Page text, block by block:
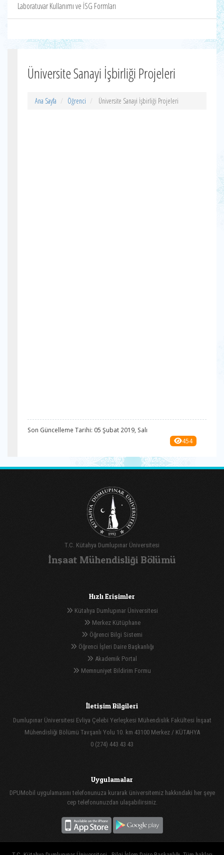
Laboratuvar Kullanımı ve İSG Formları
Üniversite Sanayi İşbirliği Projeleri
Ana Sayfa Öğrenci Üniversite Sanayi İşbirliği Projeleri
Son Güncelleme Tarihi: 05 Şubat 2019, Salı
454
T.C. Kütahya Dumlupınar Üniversitesi
İnşaat Mühendisliği Bölümü
Hızlı Erişimler
Kütahya Dumlupınar Üniversitesi
Merkez Kütüphane
Öğrenci Bilgi Sistemi
Öğrenci İşleri Daire Başkanlığı
Akademik Portal
Memnuniyet Bildirim Formu
İletişim Bilgileri
Dumlupınar Üniversitesi Evliya Çelebi Yerleşkesi Mühendislik Fakültesi İnşaat
Mühendisliği Bölümü Tavşanlı Yolu 10. km 43100 Merkez / KÜTAHYA
0 (274) 443 43 43
Uygulamalar
DPUMobil uygulamasını telefonunuza kurarak üniversitemiz hakkındaki her şeye
cep telefonunuzdan ulaşabilirsiniz.